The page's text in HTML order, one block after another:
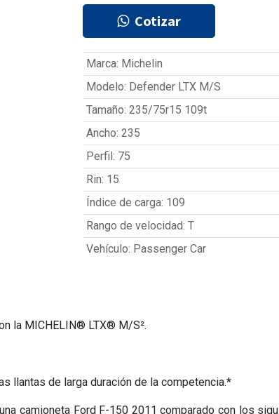
Cotizar
Marca: Michelin
Modelo: Defender LTX M/S
Tamaño: 235/75r15 109t
Ancho: 235
Perfil: 75
Rin: 15
Índice de carga: 109
Rango de velocidad: T
Vehículo: Passenger Car
la MICHELIN® LTX® M/S².
llantas de larga duración de la competencia.*
camioneta Ford F-150 2011 comparado con los